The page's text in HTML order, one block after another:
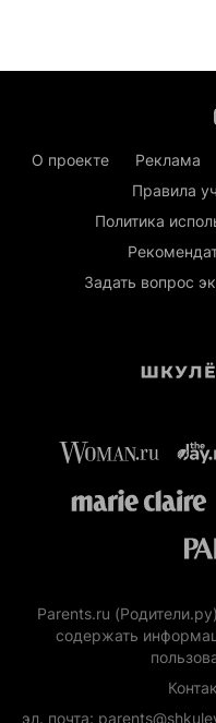
О проекте Реклама
Правила
Политика
Задать вопрос
Parents.ru
содержать
эл. почта: